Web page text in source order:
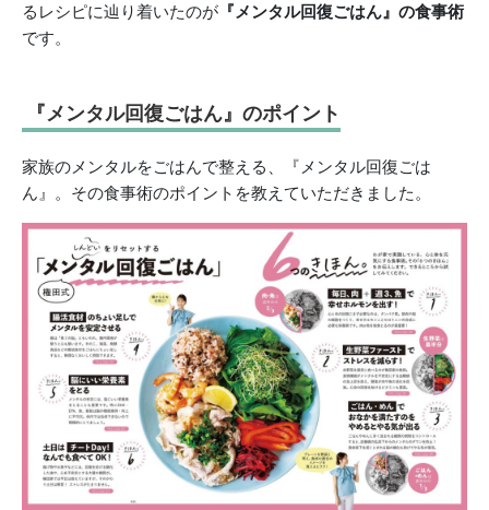
るレシピに辿り着いたのが 『メンタル回復ごはん』の食事術
です。
『メンタル回復ごはん』のポイント
家族のメンタルをごはんで整える、『メンタル回復ごは
ん』。その食事術のポイントを教えていただきました。